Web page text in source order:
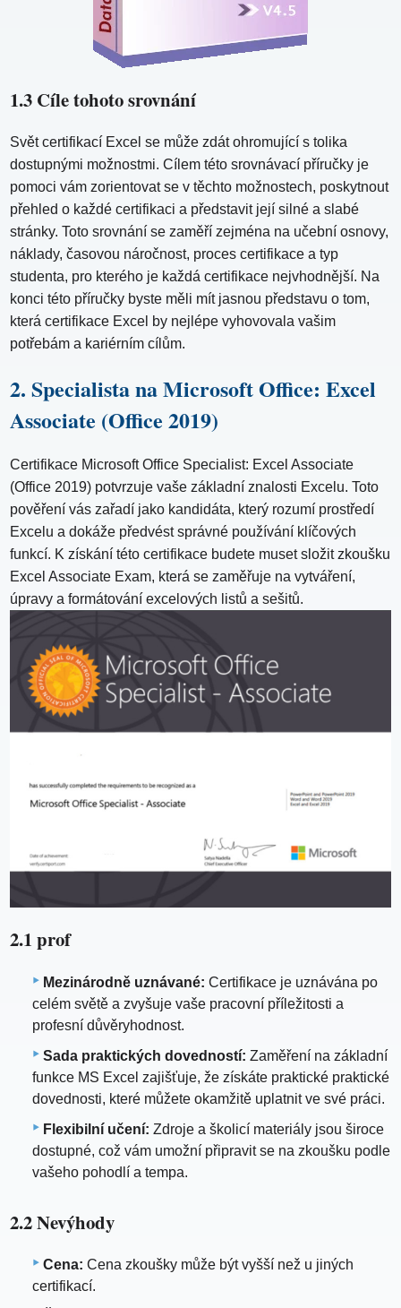
1.3 Cíle tohoto srovnání
Svět certifikací Excel se může zdát ohromující s tolika
dostupnými možnostmi. Cílem této srovnávací příručky je
pomoci vám zorientovat se v těchto možnostech, poskytnout
přehled o každé certifikaci a představit její silné a slabé
stránky. Toto srovnání se zaměří zejména na učební osnovy,
náklady, časovou náročnost, proces certifikace a typ
studenta, pro kterého je každá certifikace nejvhodnější. Na
konci této příručky byste měli mít jasnou představu o tom,
která certifikace Excel by nejlépe vyhovovala vašim
potřebám a kariérním cílům.
2. Specialista na Microsoft Office: Excel
Associate (Office 2019)
Certifikace Microsoft Office Specialist: Excel Associate
(Office 2019) potvrzuje vaše základní znalosti Excelu. Toto
pověření vás zařadí jako kandidáta, který rozumí prostředí
Excelu a dokáže předvést správné používání klíčových
funkcí. K získání této certifikace budete muset složit zkoušku
Excel Associate Exam, která se zaměřuje na vytváření,
úpravy a formátování excelových listů a sešitů.
2.1 prof
Mezinárodně uznávané: Certifikace je uznávána po
celém světě a zvyšuje vaše pracovní příležitosti a
profesní důvěryhodnost.
Sada praktických dovedností: Zaměření na základní
funkce MS Excel zajišťuje, že získáte praktické praktické
dovednosti, které můžete okamžitě uplatnit ve své práci.
Flexibilní učení: Zdroje a školicí materiály jsou široce
dostupné, což vám umožní připravit se na zkoušku podle
vašeho pohodlí a tempa.
2.2 Nevýhody
Cena: Cena zkoušky může být vyšší než u jiných
certifikací.